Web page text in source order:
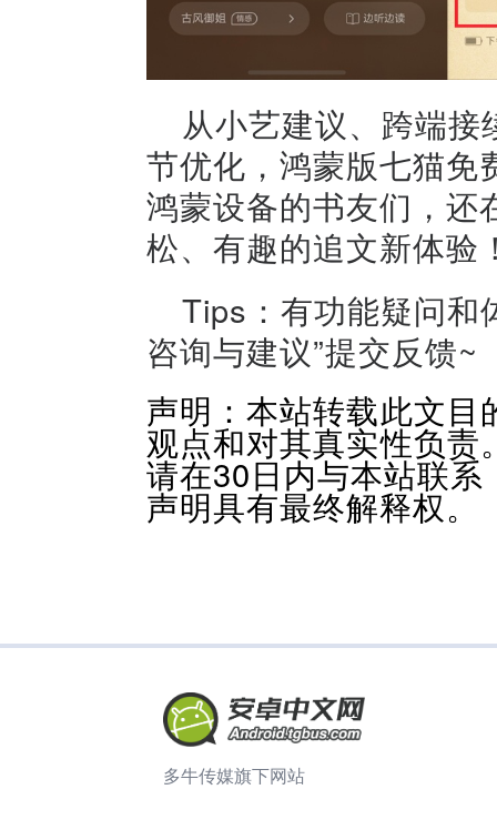
从小艺建议、跨端
节优化，鸿蒙版七猫免
鸿蒙设备的书友们，还
松、有趣的追文新体验
Tips：有功能疑问和
咨询与建议”提交反馈~
声明：本站转载此文
观点和对其真实性负
请在30日内与本站联
声明具有最终解释权。
多牛传媒旗下网站